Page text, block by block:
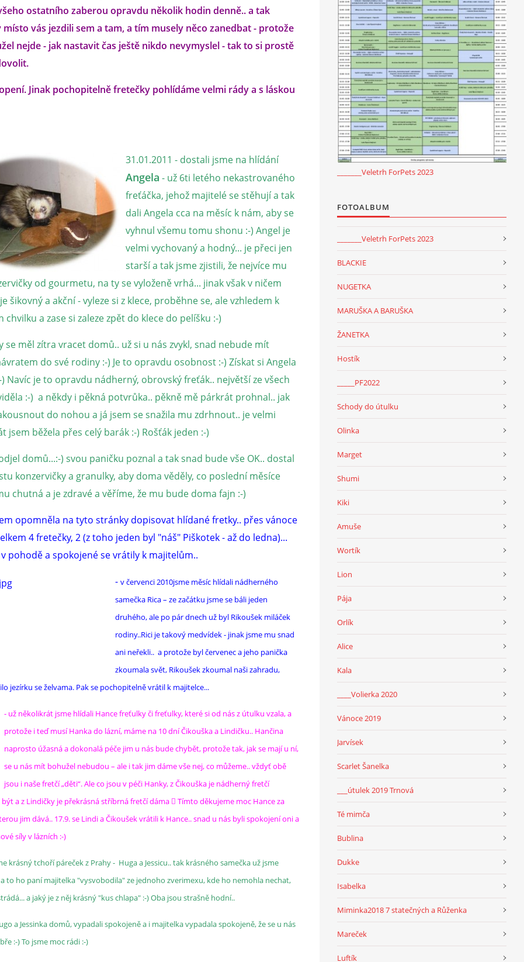
ostatního zaberou opravdu několik hodin denně.. a tak
vás jezdili sem a tam, a tím musely něco zanedbat - protože
nejde - jak nastavit čas ještě nikdo nevymyslel - tak to si prostě
Jinak pochopitelně fretečky pohlídáme velmi rády a s láskou
31.01.2011 - dostali jsme na hlídání
Angela - už 6ti letého nekastrovaného
freťáčka, jehož majitelé se stěhují a tak
dali Angela cca na měsíc k nám, aby se
vyhnul všemu tomu shonu :-) Angel je
velmi vychovaný a hodný... je přeci jen
starší a tak jsme zjistili, že nejvíce mu
od gourmetu, na ty se vyloženě vrhá... jinak však v ničem
šikovný a akční - vyleze si z klece, proběhne se, ale vzhledem k
chvilku a zase si zaleze zpět do klece do pelíšku :-)
se měl zítra vracet domů.. už si u nás zvykl, snad nebude mít
do své rodiny :-) Je to opravdu osobnost :-) Získat si Angela
Navíc je to opravdu nádherný, obrovský freťák.. největší ze všech
:-) a někdy i pěkná potvrůka.. pěkně mě párkrát prohnal.. jak
do nohou a já jsem se snažila mu zdrhnout.. je velmi
jsem běžela přes celý barák :-) Rošťák jeden :-)
domů...:-) svou paničku poznal a tak snad bude vše OK.. dostal
konzervičky a granulky, aby doma věděly, co poslední měsíce
chutná a je zdravé a věříme, že mu bude doma fajn :-)
opomněla na tyto stránky dopisovat hlídané fretky.. přes vánoce
4 fretečky, 2 (z toho jeden byl "náš" Piškotek - až do ledna)...
pohodě a spokojené se vrátily k majitelům..
- v červenci 2010jsme měsíc hlídali nádherného
samečka Rica – ze začátku jsme se báli jeden
druhého, ale po pár dnech už byl Rikoušek miláček
rodiny..Rici je takový medvídek - jinak jsme mu snad
ani neřekli.. a protože byl červenec a jeho panička
zkoumala svět, Rikoušek zkoumal naši zahradu,
jezírku se želvama. Pak se pochopitelně vrátil k majitelce...
- už několikrát jsme hlídali Hance freťulky či freťulky, které si od nás z útulku vzala, a
protože i teď musí Hanka do lázní, máme na 10 dní Čikouška a Lindičku.. Hančina
naprosto úžasná a dokonalá péče jim u nás bude chybět, protože tak, jak se mají u ní,
se u nás mít bohužel nebudou – ale i tak jim dáme vše nej, co můžeme.. vždyť obě
jsou i naše fretčí „děti“. Ale co jsou v péči Hanky, z Čikouška je nádherný fretčí
být a z Lindičky je překrásná stříbrná fretčí dáma  Tímto děkujeme moc Hance za
jim dává.. 17.9. se Lindi a Čikoušek vrátili k Hance.. snad u nás byli spokojení oni a
síly v lázních :-)
krásný tchoří páreček z Prahy - Huga a Jessicu.. tak krásného samečka už jsme
to ho paní majitelka "vysvobodila" ze jednoho zverimexu, kde ho nemohla nechat,
a jaký je z něj krásný "kus chlapa" :-) Oba jsou strašně hodní..
a Jessinka domů, vypadali spokojeně a i majitelka vypadala spokojeně, že se u nás
:-) To jsme moc rádi :-)
_______Veletrh ForPets 2023
FOTOALBUM
_______Veletrh ForPets 2023
BLACKIE
NUGETKA
MARUŠKA A BARUŠKA
ŽANETKA
Hostík
_____PF2022
Schody do útulku
Olinka
Marget
Shumi
Kiki
Amuše
Wortík
Lion
Pája
Orlík
Alice
Kala
____Volierka 2020
Vánoce 2019
Jarvísek
Scarlet Šanelka
___útulek 2019 Trnová
Té mimča
Bublina
Dukke
Isabelka
Miminka2018 7 statečných a Růženka
Mareček
Luftík